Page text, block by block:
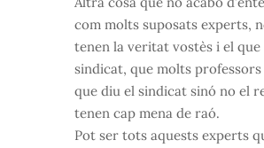
com molts suposats experts,
tenen la veritat vostès i el que
sindicat, que molts
que diu el sindicat sinó no el
tenen cap mena de raó.
Pot ser tots aquests experts